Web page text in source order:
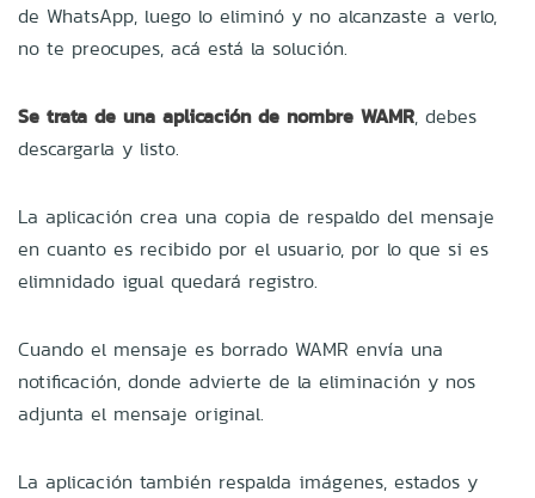
de WhatsApp, luego lo eliminó y no alcanzaste a verlo,
no te preocupes, acá está la solución.
Se trata de una aplicación de nombre WAMR, debes
descargarla y listo.
La aplicación crea una copia de respaldo del mensaje
en cuanto es recibido por el usuario, por lo que si es
elimnidado igual quedará registro.
Cuando el mensaje es borrado WAMR envía una
notificación, donde advierte de la eliminación y nos
adjunta el mensaje original.
La aplicación también respalda imágenes, estados y